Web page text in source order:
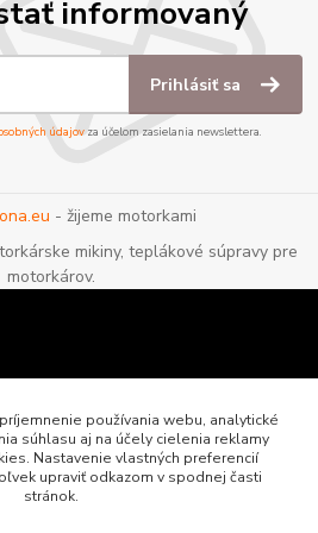
informovaný
Prihlásiť sa
údajov za účelom zasielania newslettera.
- žijeme motorkami
mikiny, teplákové súpravy pre
motorkárov.
používania webu, analytické
súhlasu aj na účely cielenia reklamy
Nastavenie vlastných preferencií
upraviť odkazom v spodnej časti
stránok.